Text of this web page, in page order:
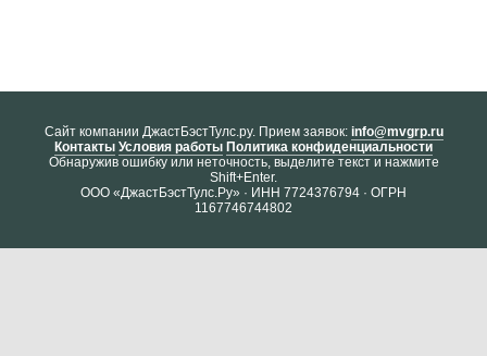
Cайт компании ДжастБэстТулс.ру. Прием заявок: info@mvgrp.ru
Контакты Условия работы Политика конфиденциальности
Обнаружив ошибку или неточность, выделите текст и нажмите
Shift+Enter.
ООО «ДжастБэстТулс.Ру» · ИНН 7724376794 · ОГРН
1167746744802